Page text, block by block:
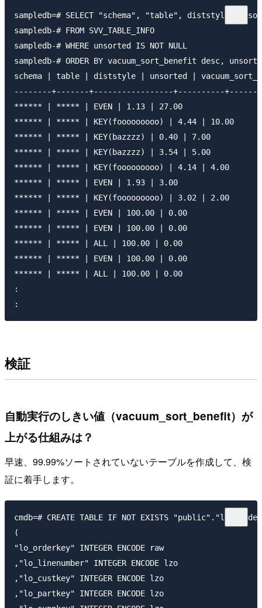
sampledb=# SELECT "schema", "table", diststyle,
sampledb-# FROM SVV_TABLE_INFO
sampledb-# WHERE unsorted IS NOT NULL
sampledb-# ORDER BY vacuum_sort_benefit desc,
schema | table | diststyle | unsorted |
--------+-------+-----------------+----------
****** | ***** | EVEN | 1.13 | 27.00
****** | ***** | KEY(fooooooooo) | 4.44 | 10.00
****** | ***** | KEY(bazzzz) | 0.40 | 7.00
****** | ***** | KEY(bazzzz) | 3.54 | 5.00
****** | ***** | KEY(fooooooooo) | 4.14 | 4.00
****** | ***** | EVEN | 1.93 | 3.00
****** | ***** | KEY(fooooooooo) | 3.02 | 2.00
****** | ***** | EVEN | 100.00 | 0.00
****** | ***** | EVEN | 100.00 | 0.00
****** | ***** | ALL | 100.00 | 0.00
****** | ***** | EVEN | 100.00 | 0.00
****** | ***** | ALL | 100.00 | 0.00
:
検証
自動実行のしきい値（vacuum_sort_benefit）が
上がる仕組みは？
早速、99.99%ソートされていないテーブルを作成して、検
証に着手します。
cmdb=# CREATE TABLE IF NOT EXISTS
(
"lo_orderkey" INTEGER ENCODE raw
,"lo_linenumber" INTEGER ENCODE lzo
,"lo_custkey" INTEGER ENCODE lzo
,"lo_partkey" INTEGER ENCODE lzo